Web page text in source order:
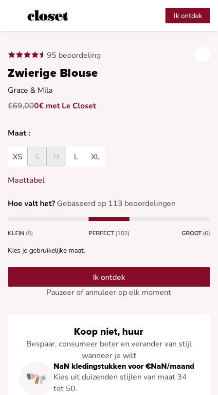
Ik ontdek
95 beoordeling
Zwierige Blouse
Grace & Mila
€69,000€ met Le Closet
Maat :
XS S M L XL
Maattabel
Hoe valt het? Gebaseerd op 113 beoordelingen
KLEIN (5) PERFECT (102) GROOT (6)
Kies je gebruikelijke maat.
Ik ontdek
Pauzeer of annuleer op elk moment
Koop niet, huur
Bespaar, consumeer beter en verander van stijl
wanneer je wilt
NaN kledingstukken voor €NaN/maand
Kies uit duizenden stijlen van maat 34
tot 50.